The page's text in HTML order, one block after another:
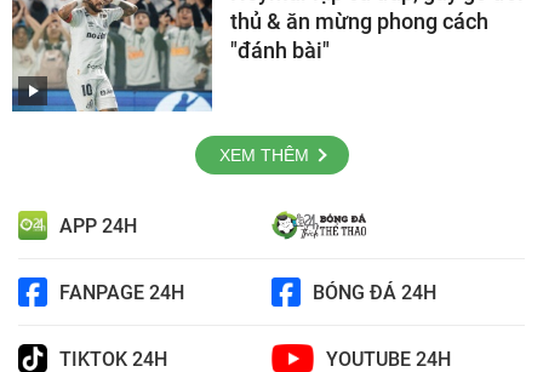
thủ & ăn mừng phong cách
"đánh bài"
XEM THÊM
APP 24H
FANPAGE 24H BÓNG ĐÁ 24H
TIKTOK 24H YOUTUBE 24H